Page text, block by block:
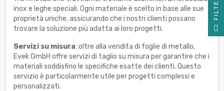
inox e leghe speciali. Ogni materiale è scelto in base alle sue
proprietà uniche, assicurando che i nostri clienti possano
trovare la soluzione più adatta ai loro progetti.
Servizi su misura: oltre alla vendita di foglie di metallo,
Evek GmbH offre servizi di taglio su misura per garantire che i
materiali soddisfino le specifiche esatte dei clienti. Questo
servizio è particolarmente utile per progetti complessi e
personalizzati.
R